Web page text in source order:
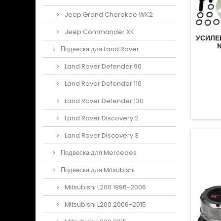
Jeep Grand Cherokee WK2
Jeep Commander XK
Подвеска для Land Rover
Land Rover Defender 90
Land Rover Defender 110
Land Rover Defender 130
Land Rover Discovery 2
Land Rover Discovery 3
Подвеска для Mercedes
Подвеска для Mitsubishi
Mitsubishi L200 1996-2006
Mitsubishi L200 2006-2015